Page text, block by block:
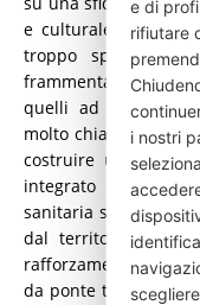
e culturale.
troppo spesso,
frammentazione
quelli ad alta
molto chiara:
costruire un
integrato e
sanitaria significa
dal territorio. Nei
rafforzamento della
da ponte tra i centri
e di
rifiutare
i nostri